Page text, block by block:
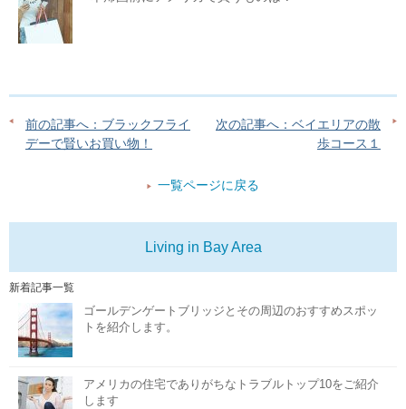
前の記事へ：ブラックフライ
デーで賢いお買い物！
次の記事へ：ベイエリアの散
歩コース１
一覧ページに戻る
Living in Bay Area
新着記事一覧
ゴールデンゲートブリッジとその周辺のおすすめスポッ
トを紹介します。
アメリカの住宅でありがちなトラブルトップ10をご紹介
します